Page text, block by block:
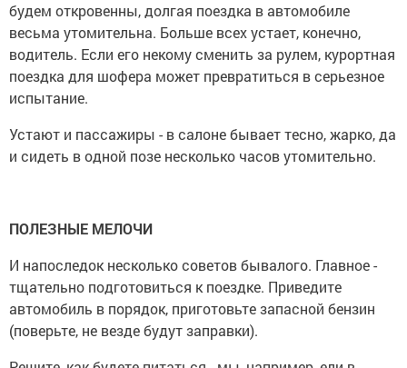
будем откровенны, долгая поездка в автомобиле
весьма утомительна. Больше всех устает, конечно,
водитель. Если его некому сменить за рулем, курортная
поездка для шофера может превратиться в серьезное
испытание.
Устают и пассажиры - в салоне бывает тесно, жарко, да
и сидеть в одной позе несколько часов утомительно.
ПОЛЕЗНЫЕ МЕЛОЧИ
И напоследок несколько советов бывалого. Главное -
тщательно подготовиться к поездке. Приведите
автомобиль в порядок, приготовьте запасной бензин
(поверьте, не везде будут заправки).